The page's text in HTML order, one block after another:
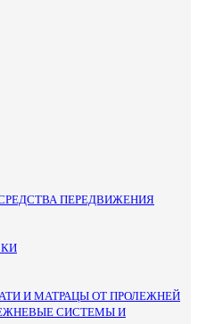
ПЕРЕДВИЖЕНИЯ
И МАТРАЦЫ ОТ ПРОЛЕЖНЕЙ
СИСТЕМЫ И